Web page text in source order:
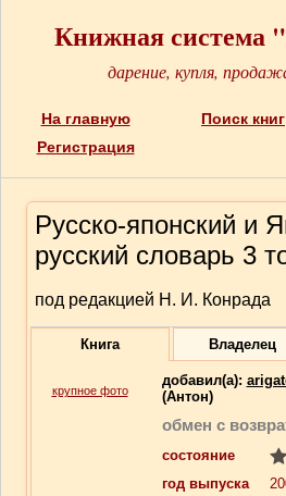
Книжная система
дарение, купля,
На главную Поиск книг
Регистрация
Русско-японский и
русский словарь 3
под редакцией Н. И. Конрада
Книга Владелец
крупное фото
добавил(a):
(Антон)
обмен с
состояние
год выпуска